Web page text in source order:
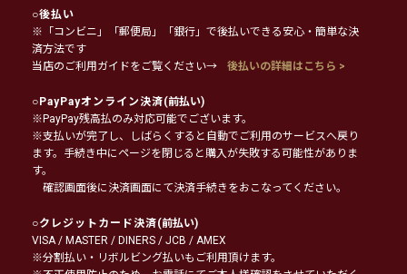
○後払い
※「コンビニ」「郵便局」「銀行」で後払いできる安心・簡単な決
済方法です
当店のご利用ガイドをご覧ください→
後払いの詳細はこちら >
○PayPayオンライン決済(前払い)
※PayPay残高払のみ対応可能でございます。
※支払いが完了し、しばらくすると自動でご利用のサービスへ戻り
ます。手続き中にページを閉じると購入が失敗する可能性がありま
す。
確認画面後に決済画面にて決済手続きをおこなってください。
○クレジットカード決済(前払い)
VISA / MASTER / DINERS / JCB / AMEX
※分割払い・リボルビング払いもご利用頂けます。